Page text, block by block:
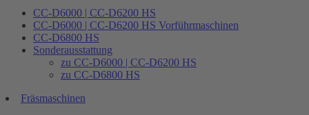
CC-D6000 | CC-D6200 HS
CC-D6000 | CC-D6200 HS Vorführmaschinen
CC-D6800 HS
Sonderausstattung
zu CC-D6000 | CC-D6200 HS
zu CC-D6800 HS
Fräsmaschinen